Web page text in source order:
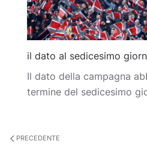
il dato al sedicesimo
Il dato della campagna
termine del sedicesimo
PRECEDENTE